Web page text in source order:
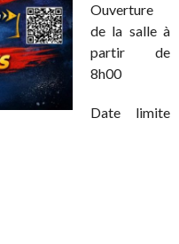
Ouverture
de la salle à
partir de
8h00
Date limite